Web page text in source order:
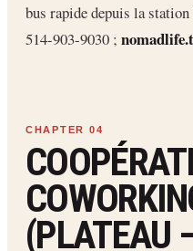
bus rapide depuis la
514-903-9030 ;
(PLATEAU